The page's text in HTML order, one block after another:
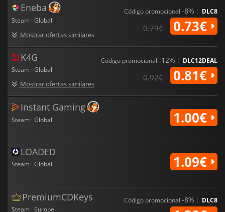
Eneba
Steam · Global
Mostrar ofertas similares
Código promocional -8% : DLC8
0.79€ 0.73€
K4G
Steam · Global
Mostrar ofertas similares
Código promocional -12% : DLC12DEAL
0.92€ 0.81€
Instant Gaming
Steam · Global 1.00€
LOADED
Steam · Global 1.09€
PremiumCDKeys
Steam · Europe
Código promocional -8% : DLC8